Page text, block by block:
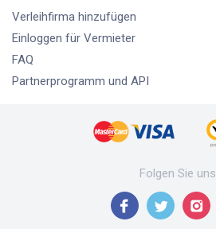
Verleihfirma hinzufügen
Einloggen für Vermieter
FAQ
Partnerprogramm und API
Folgen Sie uns